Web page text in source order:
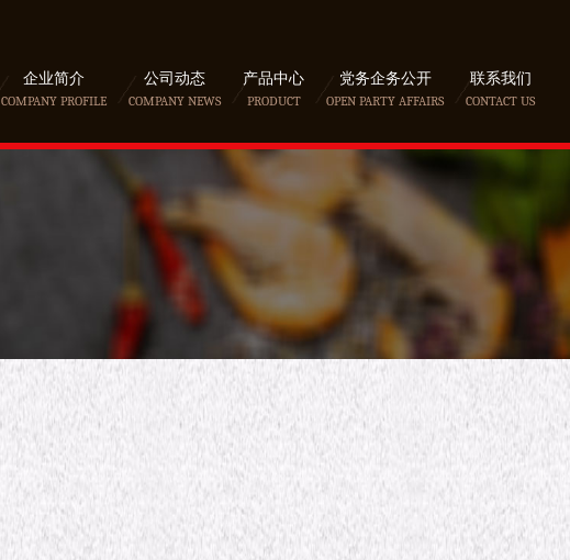
企业简介
COMPANY PROFILE
公司动态
COMPANY NEWS
产品中心
PRODUCT
党务企务公开
OPEN PARTY AFFAIRS
联系我们
CONTACT US